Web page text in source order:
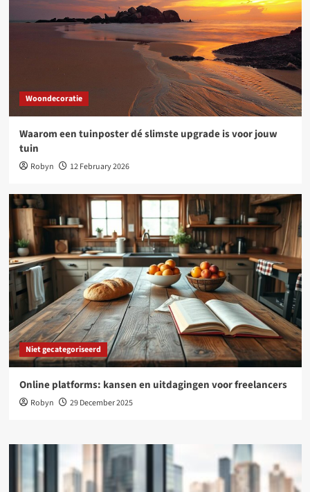
Woondecoratie
Waarom een tuinposter dé slimste upgrade is voor jouw
tuin
Robyn 12 February 2026
Niet gecategoriseerd
Online platforms: kansen en uitdagingen voor freelancers
Robyn 29 December 2025